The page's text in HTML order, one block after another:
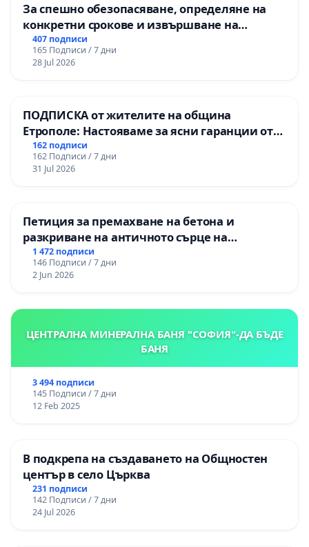
За спешно обезопасяване, определяне на
конкретни срокове и извършване на
цялостна рехабилитация на
републиканския път между пътен възел АМ
„Тракия“ - гр. Ихтиман - с. Мирово - к.к.
407 подписи
165 Подписи / 7 дни
28 Jul 2026
ПОДПИСКА от жителите на община
Етрополе: Настояваме за ясни гаранции от
“Елаците-МЕД” АД и от държавата, че ще се
изпълнят всички екологични норми!
162 подписи
162 Подписи / 7 дни
31 Jul 2026
Петиция за премахване на бетона и
разкриване на античното сърце на
Могиланската могила във Враца
1 472 подписи
146 Подписи / 7 дни
2 Jun 2026
ЦЕНТРАЛНА МИНЕРАЛНА БАНЯ "СОФИЯ"-ДА БЪДЕ
БАНЯ
3 494 подписи
145 Подписи / 7 дни
12 Feb 2025
В подкрепа на създаването на Общностен
център в село Църква
231 подписи
142 Подписи / 7 дни
24 Jul 2026